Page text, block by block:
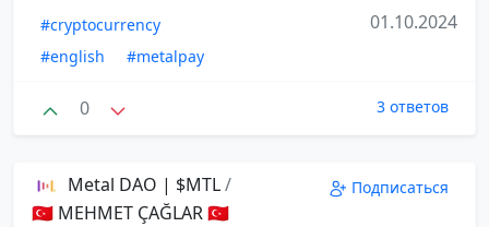
#cryptocurrency
#english
#metalpay
01.10.2024
0 3 ответов
Metal DAO | $MTL/
🇹🇷 MEHMET ÇAĞLAR 🇹🇷
Подписаться